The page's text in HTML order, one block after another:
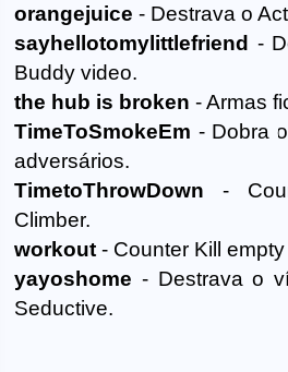
orangejuice - Destrava o
sayhellotomylittlefriend -
Buddy video.
the hub is broken - Armas
TimeToSmokeEm - Dobra
adversários.
TimetoThrowDown -
Climber.
workout - Counter Kill
yayoshome - Destrava o
Seductive.